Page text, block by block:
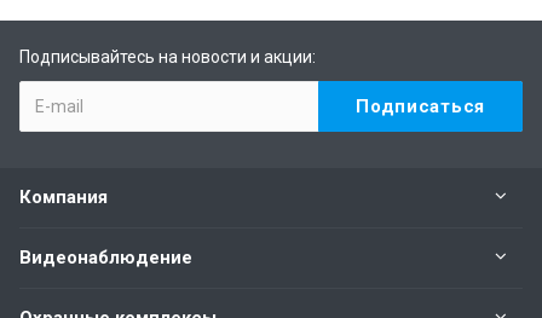
Подписывайтесь на новости и акции:
Компания
Видеонаблюдение